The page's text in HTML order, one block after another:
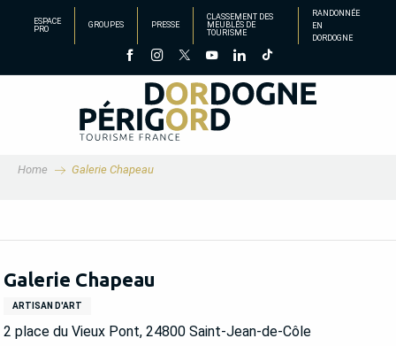
principal
ESPACE
PRO
GROUPES PRESSE
CLASSEMENT DES
MEUBLÉS DE
TOURISME
RANDONNÉE
EN
DORDOGNE
Home Galerie Chapeau
Galerie Chapeau
ARTISAN D'ART
2 place du Vieux Pont, 24800 Saint-Jean-de-Côle